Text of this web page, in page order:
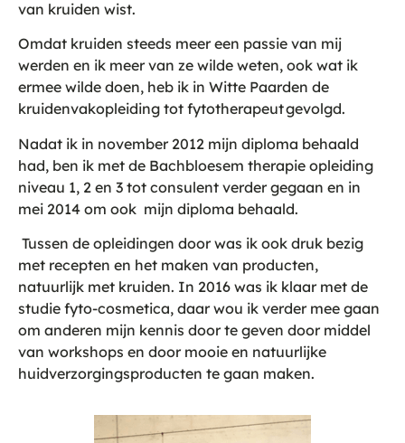
van kruiden wist.
Omdat kruiden steeds meer een passie van mij
werden en ik meer van ze wilde weten, ook wat ik
ermee wilde doen, heb ik in Witte Paarden de
kruidenvakopleiding tot fytotherapeut gevolgd.
Nadat ik in november 2012 mijn diploma behaald
had, ben ik met de Bachbloesem therapie opleiding
niveau 1, 2 en 3 tot consulent verder gegaan en in
mei 2014 om ook mijn diploma behaald.
Tussen de opleidingen door was ik ook druk bezig
met recepten en het maken van producten,
natuurlijk met kruiden. In 2016 was ik klaar met de
studie fyto-cosmetica, daar wou ik verder mee gaan
om anderen mijn kennis door te geven door middel
van workshops en door mooie en natuurlijke
huidverzorgingsproducten te gaan maken.